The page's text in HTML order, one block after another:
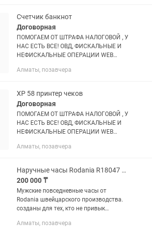
Счетчик банкнот
Договорная
ПОМОГАЕМ ОТ ШТРАФА НАЛОГОВОЙ , У
НАС ЕСТЬ ВСЕ! ОВД, ФИСКАЛЬНЫЕ И
НЕФИСКАЛЬНЫЕ ОПЕРАЦИИ WEB
программы Розница, Бухгалтерия,
Алматы, позавчера
XP 58 принтер чеков
Договорная
ПОМОГАЕМ ОТ ШТРАФА НАЛОГОВОЙ , У
НАС ЕСТЬ ВСЕ! ОВД, ФИСКАЛЬНЫЕ И
НЕФИСКАЛЬНЫЕ ОПЕРАЦИИ WEB
программы Розница, Бухгалтерия,
Алматы, позавчера
Наручные часы Rodania R18047 Швейцарские
200 000 ₸
Мужские повседневные часы от
Rodania швейцарского производства.
созданы для тех, кто не привык
Leman. Мужские часы. Циферблат
Алматы, позавчера